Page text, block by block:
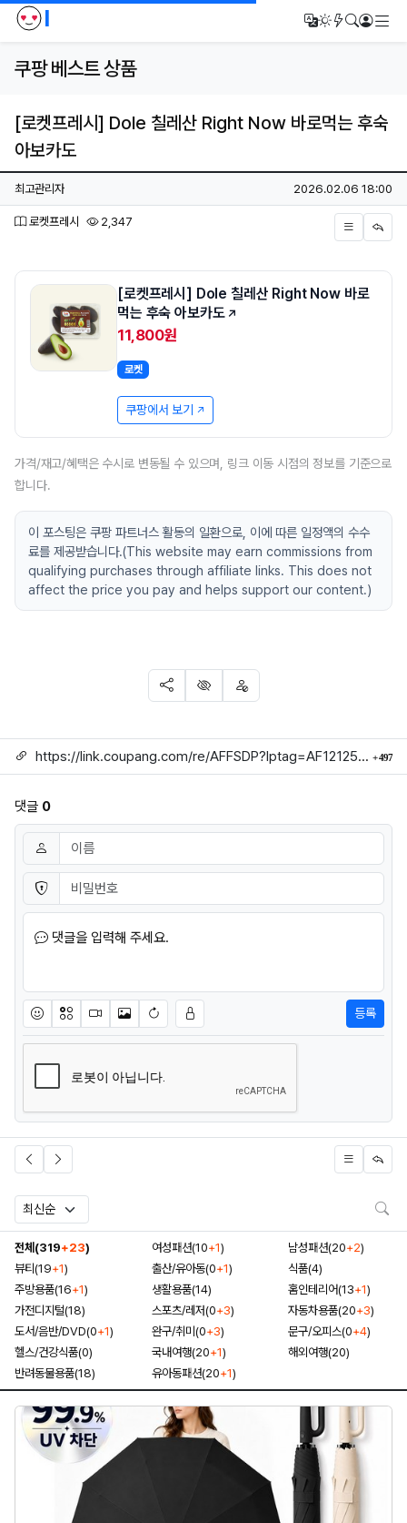
I 번역다크모드
새글/새댓글
검색로그인
쿠팡 베스트 상품
[로켓프레시] Dole 칠레산 Right Now 바로먹는 후숙
아보카도
페이지 정보
작성자
최고관리자 작성일
2026.02.06 18:00
분류
로켓프레시 2,347
본문
[로켓프레시] Dole 칠레산 Right Now 바로
먹는 후숙 아보카도
11,800원
로켓
쿠팡에서 보기
가격/재고/혜택은 수시로 변동될 수 있으며, 링크 이동 시점의 정보를 기준으로
합니다.
이 포스팅은 쿠팡 파트너스 활동의 일환으로, 이에 따른 일정액의 수수
료를 제공받습니다.(This website may earn commissions from
qualifying purchases through affiliate links. This does not
affect the price you pay and helps support our content.)
SNS 공유
신고 차단
링크 https://link.coupang.com/re/AFFSDP?lptag=AF1212524&subid=mojorida2&pageKey=9238439802&itemId=27316271505&vendorItemId=94282700246&traceid=V0-113-e55141a1406655a0 497회
댓글 0
댓글쓰기
이름 필수
비밀번호 필수
댓글을 입력해 주세요.
이모티콘아이콘동영상이미지새댓글 작성
등록
전체(319+23) 여성패션(10+1) 남성패션(20+2)
뷰티(19+1) 출산/유아동(0+1)
식품(4)
주방용품(16+1) 생활용품(14) 홈인테리어(13+1)
가전디지털(18)
스포츠/레저(0+3) 자동차용품(20+3)
도서/음반/DVD(0+1) 완구/취미(0+3) 문구/오피스(0+4)
헬스/건강식품(0)
국내여행(20+1)
해외여행(20)
반려동물용품(18)
유아동패션(20+1)